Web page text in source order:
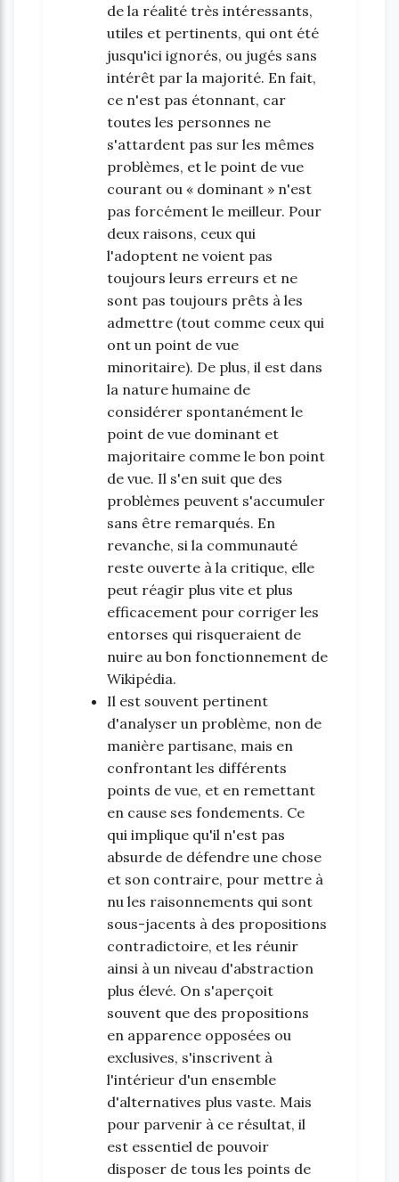
de la réalité très intéressants,
utiles et pertinents, qui ont été
jusqu'ici ignorés, ou jugés sans
intérêt par la majorité. En fait,
ce n'est pas étonnant, car
toutes les personnes ne
s'attardent pas sur les mêmes
problèmes, et le point de vue
courant ou « dominant » n'est
pas forcément le meilleur. Pour
deux raisons, ceux qui
l'adoptent ne voient pas
toujours leurs erreurs et ne
sont pas toujours prêts à les
admettre (tout comme ceux qui
ont un point de vue
minoritaire). De plus, il est dans
la nature humaine de
considérer spontanément le
point de vue dominant et
majoritaire comme le bon point
de vue. Il s'en suit que des
problèmes peuvent s'accumuler
sans être remarqués. En
revanche, si la communauté
reste ouverte à la critique, elle
peut réagir plus vite et plus
efficacement pour corriger les
entorses qui risqueraient de
nuire au bon fonctionnement de
Wikipédia.
Il est souvent pertinent
d'analyser un problème, non de
manière partisane, mais en
confrontant les différents
points de vue, et en remettant
en cause ses fondements. Ce
qui implique qu'il n'est pas
absurde de défendre une chose
et son contraire, pour mettre à
nu les raisonnements qui sont
sous-jacents à des propositions
contradictoire, et les réunir
ainsi à un niveau d'abstraction
plus élevé. On s'aperçoit
souvent que des propositions
en apparence opposées ou
exclusives, s'inscrivent à
l'intérieur d'un ensemble
d'alternatives plus vaste. Mais
pour parvenir à ce résultat, il
est essentiel de pouvoir
disposer de tous les points de